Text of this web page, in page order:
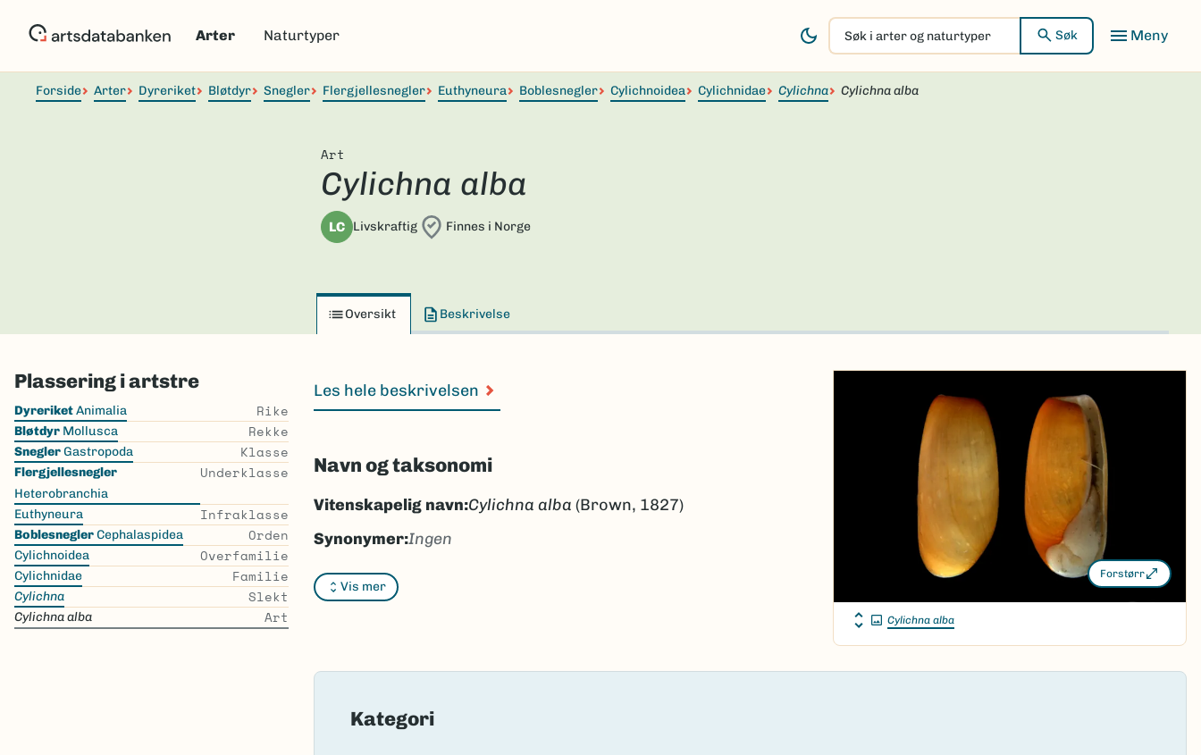
Arter Naturtyper
Søk
i
arter
og
Søk
Forside Arter Dyreriket Bløtdyr Snegler Flergjellesnegler Euthyneura Boblesnegler Cylichnoidea Cylichnidae Cylichna Cylichna alba
Art
Cylichna alba
LC Livskraftig Finnes i Norge
Oversikt Beskrivelse
Plassering i artstre
Skip
the
list
DyreriketAnimalia Rike
Bløtdyr Mollusca Rekke
SneglerGastropoda Klasse
Flergjellesnegler
Heterobranchia
Underklasse
Euthyneura Infraklasse
BoblesneglerCephalaspidea Orden
Cylichnoidea Overfamilie
Cylichnidae Familie
Cylichna Slekt
Cylichna alba Art
Les hele beskrivelsen
Navn og taksonomi
Vis mer
Vitenskapelig navn:Cylichna alba (Brown, 1827)
Synonymer:Ingen
Bokmål:Ingen
Nynorsk:Ingen
Vitenskapelig navn ID:109433
Takson ID:
68652
Forstørr
Cylichna alba
Kategori